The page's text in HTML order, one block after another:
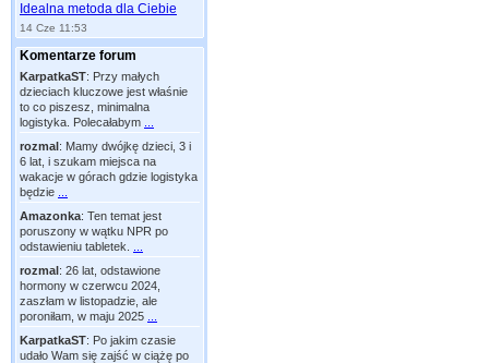
Idealna metoda dla Ciebie
14 Cze 11:53
Komentarze forum
KarpatkaST: Przy małych
dzieciach kluczowe jest właśnie
to co piszesz, minimalna
logistyka. Polecałabym
rozmal: Mamy dwójkę dzieci, 3 i
6 lat, i szukam miejsca na
wakacje w górach gdzie logistyka
będzie
Amazonka: Ten temat jest
poruszony w wątku NPR po
odstawieniu tabletek.
rozmal: 26 lat, odstawione
hormony w czerwcu 2024,
zaszłam w listopadzie, ale
poroniłam, w maju 2025
KarpatkaST: Po jakim czasie
udało Wam się zajść w ciążę po